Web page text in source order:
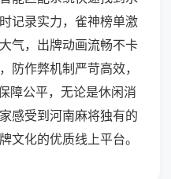
记录实力，雀神榜单激
气，出牌动画流畅不卡
防作弊机制严苛高效，
障公平，无论是休闲消
感受到河南麻将独有的
文化的优质线上平台。